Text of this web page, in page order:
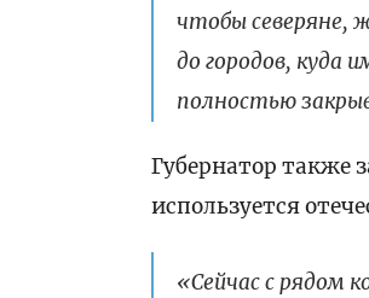
чтобы северяне,
до городов, куда
полностью
Губернатор также
используется
«Сейчас с рядом